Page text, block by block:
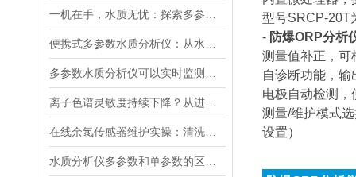
型号SRCP-20T
- 防爆ORP分析
测量值补正，可
自诊断功能，
电极自动检测
测量/维护模式
设置）